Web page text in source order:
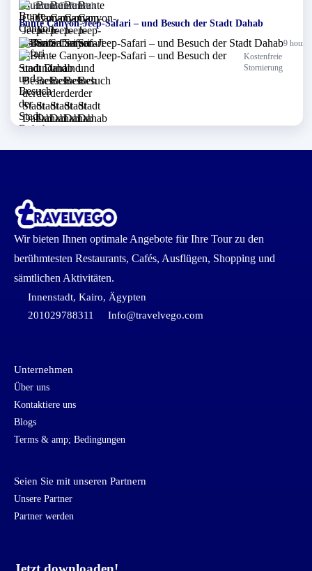
Scharm El-Scheich
Bunte Canyon-Jeep-Safari – und Besuch der Stadt Dahab
9 hours
Kostenfreie
Stornierung
Wir bieten Ihnen optimale Angebote für Ihre Tour zu den
berühmtesten Restaurants, Cafés, Ausflügen, Shopping und
sämtlichen Aktivitäten.
Innenstadt, Kairo, Ägypten
201029788311
Info@travelvego.com
Unternehmen
Über uns
Kontaktiere uns
Blogs
Terms & amp; Bedingungen
Seien Sie mit unseren Partnern
Unsere Partner
Partner werden